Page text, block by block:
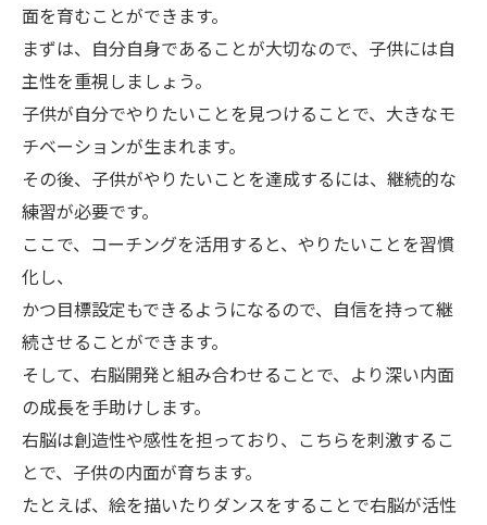
面を育むことができます。
まずは、自分自身であることが大切なので、子供には自
主性を重視しましょう。
子供が自分でやりたいことを見つけることで、大きなモ
チベーションが生まれます。
その後、子供がやりたいことを達成するには、継続的な
練習が必要です。
ここで、コーチングを活用すると、やりたいことを習慣
化し、
かつ目標設定もできるようになるので、自信を持って継
続させることができます。
そして、右脳開発と組み合わせることで、より深い内面
の成長を手助けします。
右脳は創造性や感性を担っており、こちらを刺激するこ
とで、子供の内面が育ちます。
たとえば、絵を描いたりダンスをすることで右脳が活性